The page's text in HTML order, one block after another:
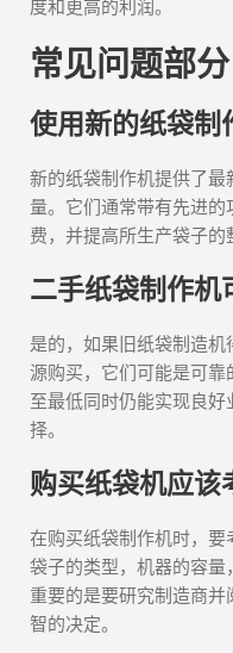
度和更高的利润。
常见问题部分
使用新的纸袋制
新的纸袋制作机提供了
量。它们通常带有先进
费，并提高所生产袋子的
二手纸袋制作机
是的，如果旧纸袋制造
源购买，它们可能是可
至最低同时仍能实现良
择。
购买纸袋机应该
在购买纸袋制作机时，
袋子的类型，机器的容
重要的是要研究制造商
智的决定。